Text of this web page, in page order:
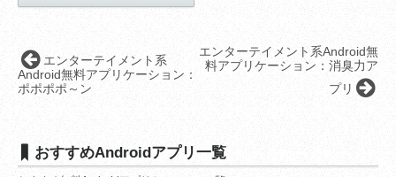
エンターテイメント系Android無
料アプリケーション：消臭力ア
プリ
エンターテイメント系
Android無料アプリケーション：
ポポポポ～ン
おすすめAndroidアプリ一覧